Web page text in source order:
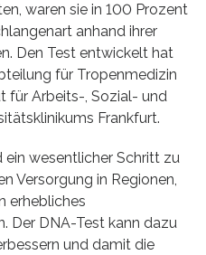
waren sie in 100 Prozent
anhand ihrer
Den Test entwickelt hat
für Tropenmedizin
für Arbeits-, Sozial- und
Frankfurt.
ein wesentlicher Schritt zu
Versorgung in Regionen,
erhebliches
Der DNA-Test kann dazu
und damit die